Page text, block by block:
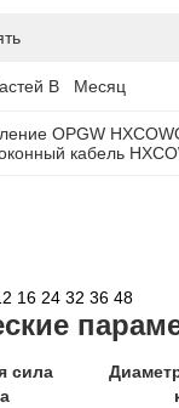
В   Месяц
OPGW
кабель
16 24 32 36 48
сила